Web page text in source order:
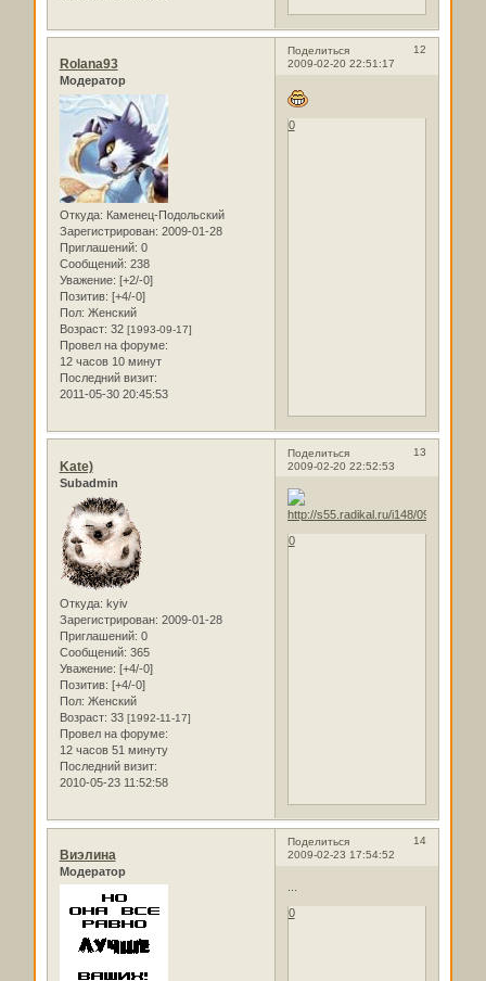
Поделиться
12
2009-02-20 22:51:17
Rolana93
Модератор
Откуда: Каменец-Подольский
Зарегистрирован: 2009-01-28
Приглашений: 0
Сообщений: 238
Уважение: [+2/-0]
Позитив: [+4/-0]
Пол: Женский
Возраст: 32 [1993-09-17]
Провел на форуме:
12 часов 10 минут
Последний визит:
2011-05-30 20:45:53
0
Поделиться
13
2009-02-20 22:52:53
Kate)
Subadmin
Откуда: kyiv
Зарегистрирован: 2009-01-28
Приглашений: 0
Сообщений: 365
Уважение: [+4/-0]
Позитив: [+4/-0]
Пол: Женский
Возраст: 33 [1992-11-17]
Провел на форуме:
12 часов 51 минуту
Последний визит:
2010-05-23 11:52:58
0
Поделиться
14
2009-02-23 17:54:52
Виэлина
Модератор
0